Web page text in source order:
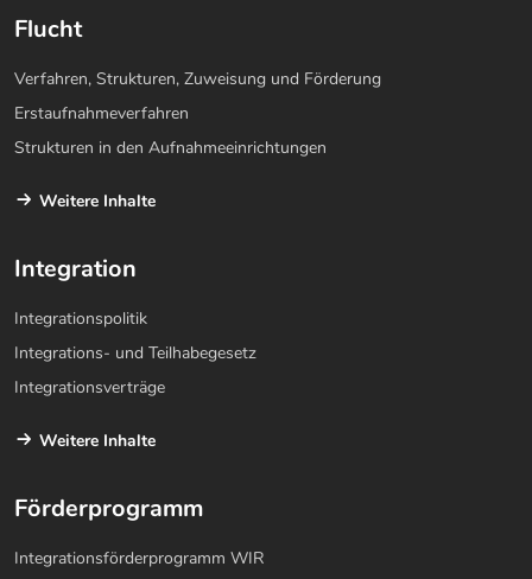
Flucht
Verfahren, Strukturen, Zuweisung und Förderung
Erstaufnahmeverfahren
Strukturen in den Aufnahmeeinrichtungen
Weitere Inhalte
Integration
Integrationspolitik
Integrations- und Teilhabegesetz
Integrationsverträge
Weitere Inhalte
Förderprogramm
Integrationsförderprogramm WIR